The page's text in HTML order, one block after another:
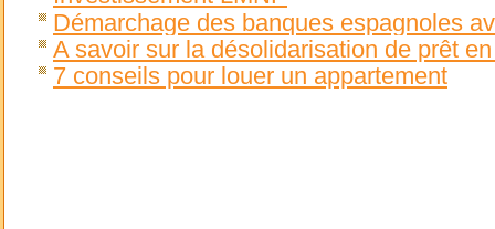
Démarchage des banques espagnoles
A savoir sur la désolidarisation de prêt
7 conseils pour louer un appartement